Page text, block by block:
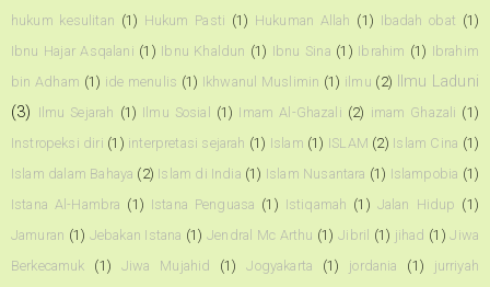
hukum kesulitan (1) Hukum Pasti (1) Hukuman Allah (1) Ibadah obat (1)
Ibnu Hajar Asqalani (1) Ibnu Khaldun (1) Ibnu Sina (1) Ibrahim (1) Ibrahim
bin Adham (1) ide menulis (1) Ikhwanul Muslimin (1) ilmu (2)
Ilmu Laduni
(3) Ilmu Sejarah (1) Ilmu Sosial (1) Imam Al-Ghazali (2) imam Ghazali (1)
Instropeksi diri (1) interpretasi sejarah (1) Islam (1) ISLAM (2) Islam Cina (1)
Islam dalam Bahaya (2) Islam di India (1) Islam Nusantara (1) Islampobia (1)
Istana Al-Hambra (1) Istana Penguasa (1) Istiqamah (1) Jalan Hidup (1)
Jamuran (1) Jebakan Istana (1) Jendral Mc Arthu (1) Jibril (1) jihad (1) Jiwa
Berkecamuk
(1) Jiwa Mujahid (1) Jogyakarta (1) jordania (1)
jurriyah